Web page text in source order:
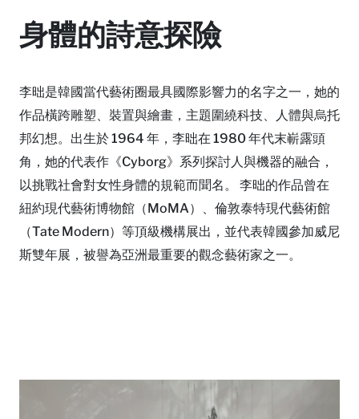
身體的詩意探險
李昢是韓國當代藝術圈最具國際影響力的名字之一，她的
作品橫跨雕塑、裝置與繪畫，主題圍繞科技、人體與烏托
邦幻想。出生於 1964 年，李昢在 1980 年代末嶄露頭
角，她的代表作《Cyborg》系列探討人與機器的融合，
以挑戰社會對女性身體的規範而聞名。 李昢的作品曾在
紐約現代藝術博物館（MoMA）、倫敦泰特現代藝術館
（Tate Modern）等頂級機構展出，並代表韓國參加威尼
斯雙年展，被譽為亞洲最重要的觀念藝術家之一。